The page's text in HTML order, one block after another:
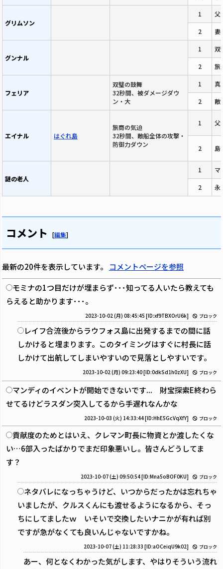
グリムソン
1 父
2 妻
グンナル
1 双
2 旅
フェリア
双璧の鼓舞
32秒間、被ダメージダウ
ン・大
1 真
2 敵
エイナル はぐれ島
旅商の気迫
32秒間、敵船全体の攻撃・
防御力ダウン
1 父
2 島
謎の老人
1 マ
2 永
コメント [編集]
最新の20件を表示しています。 コメントページを参照
モミナの1つ目だけが埋まらず･･･知ってる人いたら教えても
らえると助かります･･･。
2023-10-02 (月) 08:45:45 [ID:xf9TBXOrU6k] ブロック
レイフ合流後からラウフォス島に出発するまでの間に話
しかけると埋まります。このタイミングはすぐに村長に話
しかけて出航してしまいやすいので見落としやすいです。
2023-10-02 (月) 09:23:40[ID:0dkSd1h0zXU] ブロック
マンディのイベントが開始できないです... 財宝探索E終わら
せてるけどラスダン突入してるから手遅れなんかな
2023-10-03 (火) 14:33:44[ID:HhE5GcVqXfY] ブロック
貢献度のためとはいえ、クレマン町長に物資とか渡したくな
い…6部入ったばかりでまだ印象悪いし。皆さんどうしてま
す？
2023-10-07 (土) 09:50:54[ID:Mna5oBOF0KU] ブロック
ネタバレになっちゃうけど、いつからだったかは忘れちゃ
いましたが、クルスくんにも渡せるようになるから、そっ
ちにしてましたｗ いそいで交換したいナニかが有れば別
ですが急がなくても良いんじゃないですかね。
2023-10-07 (土) 11:28:33 [ID:aOCeiqU9k02] ブロック
あー、何となくわかった気がします、やはりそういう流れ